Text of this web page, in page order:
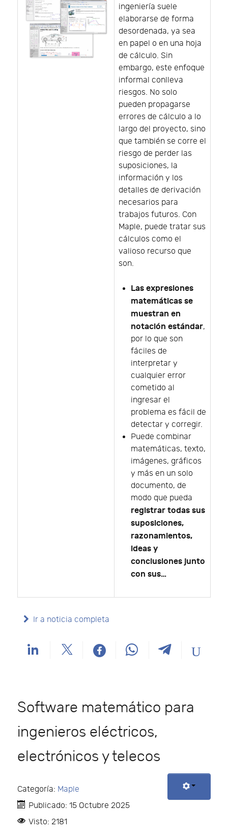
ingeniería suele
elaborarse de forma
desordenada, ya sea
en papel o en una hoja
de cálculo. Sin
embargo, este enfoque
informal conlleva
riesgos. No solo
pueden propagarse
errores de cálculo a lo
largo del proyecto, sino
que también se corre el
riesgo de perder las
suposiciones, la
información y los
detalles de derivación
necesarios para
trabajos futuros. Con
Maple, puede tratar sus
cálculos como el
valioso recurso que
son.
Las expresiones
matemáticas se
muestran en
notación estándar,
por lo que son
fáciles de
interpretar y
cualquier error
cometido al
ingresar el
problema es fácil de
detectar y corregir.
Puede combinar
matemáticas, texto,
imágenes, gráficos
y más en un solo
documento, de
modo que pueda
registrar todas sus
suposiciones,
razonamientos,
ideas y
conclusiones junto
con sus…
Ir a noticia completa
Software matemático para
ingenieros eléctricos,
electrónicos y telecos
Categoría: Maple
Publicado: 15 Octubre 2025
Visto: 2181